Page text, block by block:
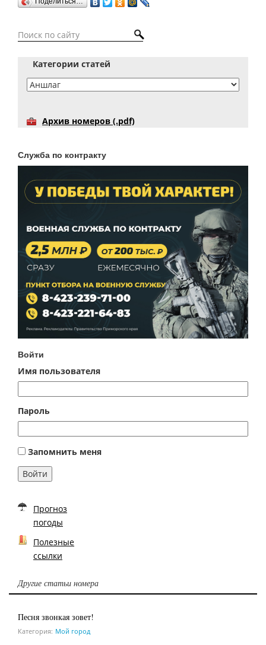
Категории статей
Архив номеров (.pdf)
Служба по контракту
Войти
Имя пользователя
Пароль
Запомнить меня
Войти
Прогноз
погоды
Полезные
ссылки
Другие статьи номера
Песня звонкая зовет!
Категория: Мой город